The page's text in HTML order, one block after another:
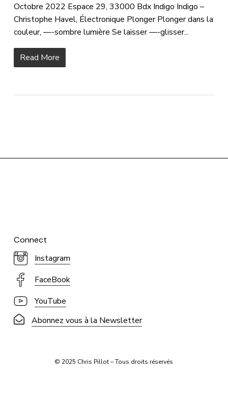
Octobre 2022 Espace 29, 33000 Bdx Indigo Indigo –
Christophe Havel, Électronique Plonger Plonger dans la
couleur, —-sombre lumière Se laisser —-glisser...
Read More
Connect
Instagram
FaceBook
YouTube
Abonnez vous à la Newsletter
© 2025 Chris Pillot – Tous droits réservés